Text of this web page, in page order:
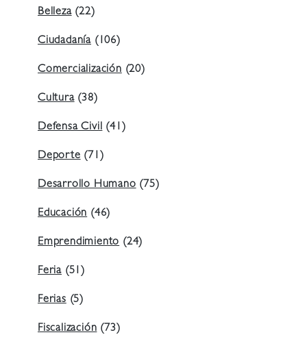
Belleza(22)
Ciudadanía (106)
Comercialización (20)
Cultura(38)
Defensa Civil (41)
Deporte (71)
Desarrollo Humano (75)
Educación (46)
Emprendimiento (24)
Feria (51)
Ferias (5)
Fiscalización (73)